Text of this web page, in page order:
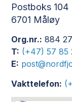
Postboks 104
6701 Måløy
Org.nr.: 884
T: (+47) 57 85
E:
Vakttelefon: